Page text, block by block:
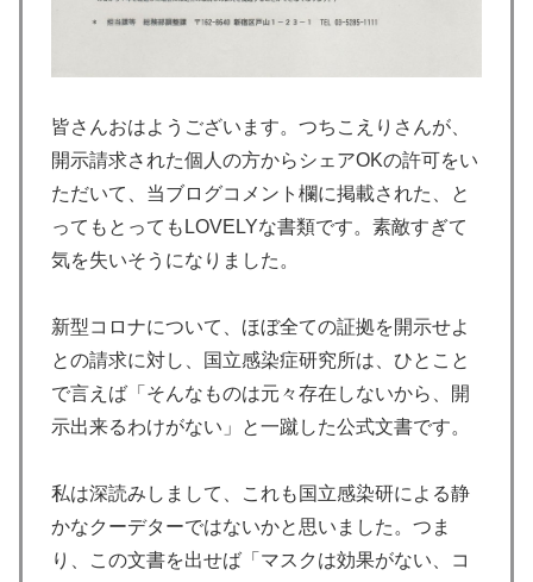
皆さんおはようございます。つちこえりさんが、
開示請求された個人の方からシェアOKの許可をい
ただいて、当ブログコメント欄に掲載された、と
ってもとってもLOVELYな書類です。素敵すぎて
気を失いそうになりました。
新型コロナについて、ほぼ全ての証拠を開示せよ
との請求に対し、国立感染症研究所は、ひとこと
で言えば「そんなものは元々存在しないから、開
示出来るわけがない」と一蹴した公式文書です。
私は深読みしまして、これも国立感染研による静
かなクーデターではないかと思いました。つま
り、この文書を出せば「マスクは効果がない、コ